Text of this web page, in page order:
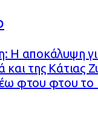
Η αποκάλυψη
της Κάτιας
φτου φτου το